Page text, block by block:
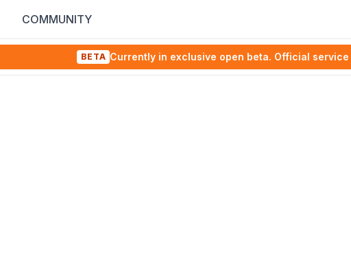
COMMUNITY
BETA Currently in exclusive open beta. Official service